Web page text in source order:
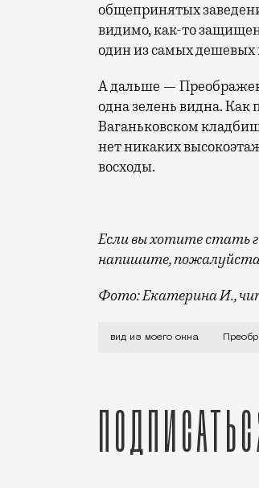
общепринятых
видимо, как-то
один из самых дешевых
А дальше —
одна зелень видна. Как
Ваганьковском
нет никаких
восходы.
Если вы хотите стать
напишите,
Фото: Екатерина И.,
Я живу в 12-этажном
вид из моего окна